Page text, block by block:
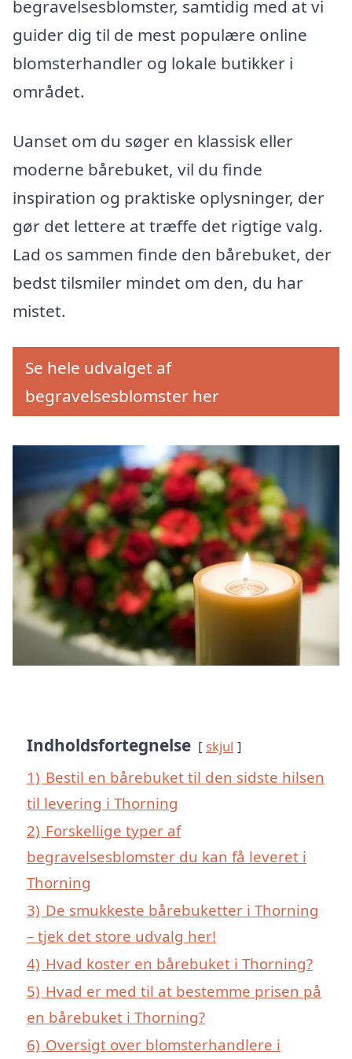
begravelsesblomster, samtidig med at vi
guider dig til de mest populære online
blomsterhandler og lokale butikker i
området.
Uanset om du søger en klassisk eller
moderne bårebuket, vil du finde
inspiration og praktiske oplysninger, der
gør det lettere at træffe det rigtige valg.
Lad os sammen finde den bårebuket, der
bedst tilsmiler mindet om den, du har
mistet.
Se hele udvalget af
begravelsesblomster her
Indholdsfortegnelse skjul
1) Bestil en bårebuket til den sidste hilsen
til levering i Thorning
2) Forskellige typer af
begravelsesblomster du kan få leveret i
Thorning
3) De smukkeste bårebuketter i Thorning
– tjek det store udvalg her!
4) Hvad koster en bårebuket i Thorning?
5) Hvad er med til at bestemme prisen på
en bårebuket i Thorning?
6) Oversigt over blomsterhandlere i